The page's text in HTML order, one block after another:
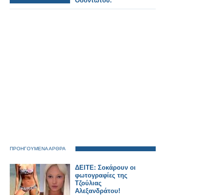
ΠΡΟΗΓΟΥΜΕΝΑ ΑΡΘΡΑ
ΔΕΙΤΕ: Σοκάρουν οι
φωτογραφίες της
Τζούλιας
Αλεξανδράτου!